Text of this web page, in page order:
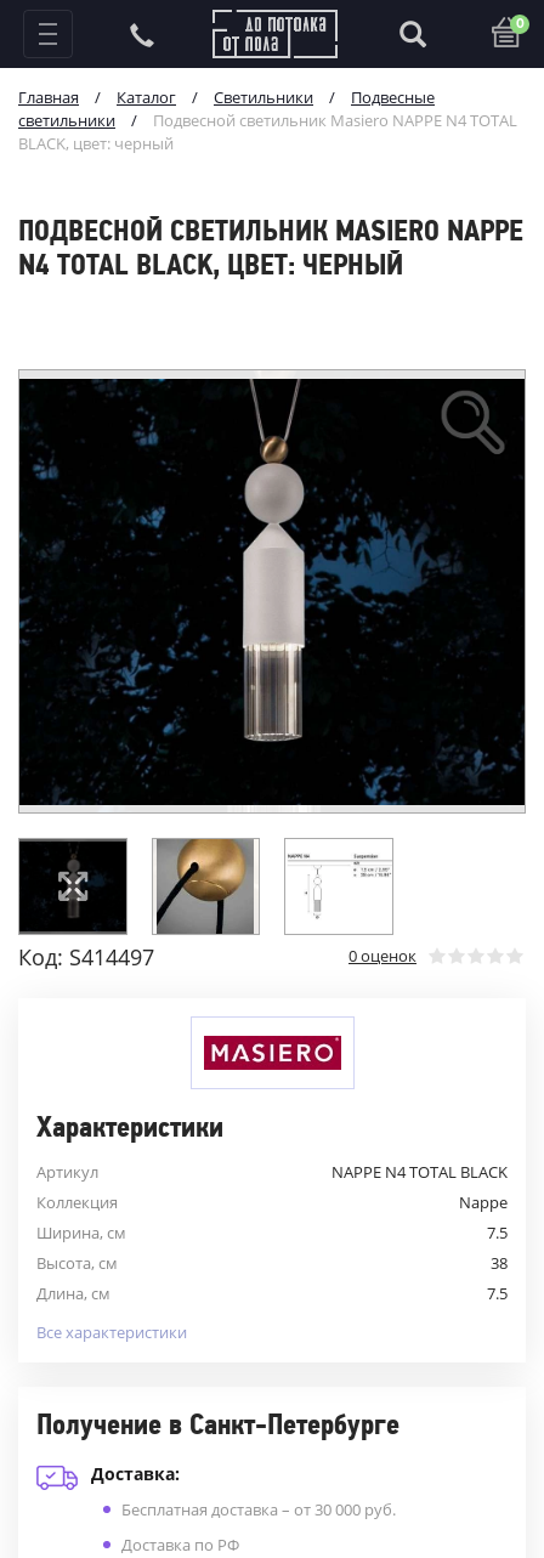
0
Главная / Каталог / Светильники /
Подвесные
светильники
/
Подвесной светильник Masiero NAPPE N4 TOTAL
BLACK, цвет: черный
ПОДВЕСНОЙ СВЕТИЛЬНИК MASIERO NAPPE
N4 TOTAL BLACK, ЦВЕТ: ЧЕРНЫЙ
Код: S414497 0 оценок
Характеристики
Артикул
NAPPE N4 TOTAL BLACK
Коллекция
Nappe
Ширина, см
7.5
Высота, см
38
Длина, см
7.5
Все характеристики
Получение в Санкт-Петербурге
Доставка:
Бесплатная доставка – от 30 000 руб.
Доставка по РФ